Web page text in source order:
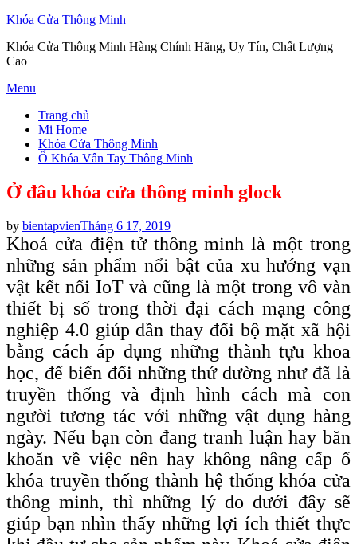
Khóa Cửa Thông Minh
Khóa Cửa Thông Minh Hàng Chính Hãng, Uy Tín, Chất Lượng
Cao
Skip
content
Menu
Trang chủ
Mi Home
Khóa Cửa Thông Minh
Ổ Khóa Vân Tay Thông Minh
Ở đâu khóa cửa thông minh glock
by bientapvienPosted
on
Tháng 6 17, 2019
Khoá cửa điện tử thông minh là một trong
những sản phẩm nổi bật của xu hướng vạn
vật kết nối IoT và cũng là một trong vô vàn
thiết bị số trong thời đại cách mạng công
nghiệp 4.0 giúp dần thay đổi bộ mặt xã hội
bằng cách áp dụng những thành tựu khoa
học, để biến đổi những thứ dường như đã là
truyền thống và định hình cách mà con
người tương tác với những vật dụng hàng
ngày. Nếu bạn còn đang tranh luận hay băn
khoăn về việc nên hay không nâng cấp ổ
khóa truyền thống thành hệ thống khóa cửa
thông minh, thì những lý do dưới đây sẽ
giúp bạn nhìn thấy những lợi ích thiết thực